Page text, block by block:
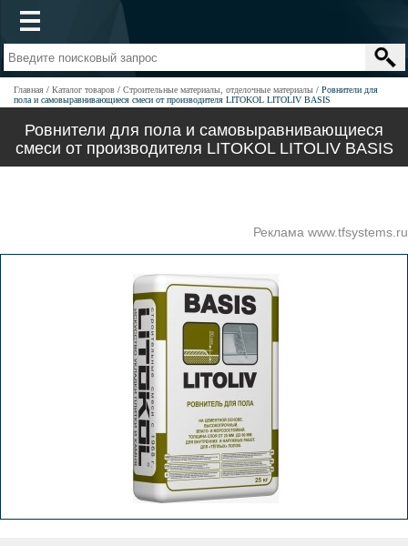
Главная Каталог товаров Строительные материалы, отделочные материалы
Ровнители для
пола и самовыравнивающиеся смеси от производителя LITOKOL LITOLIV BASIS
Ровнители для пола и самовыравнивающиеся
смеси от производителя LITOKOL LITOLIV BASIS
Реклама www.tfsystems.ru